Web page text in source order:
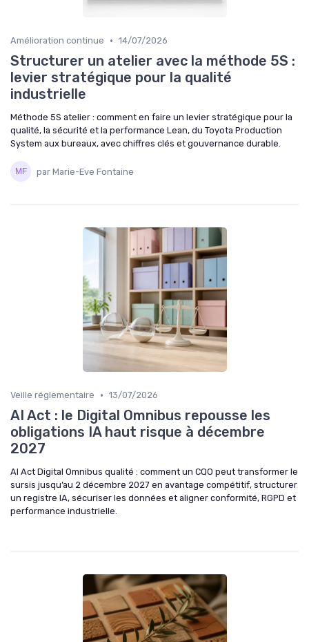
Amélioration continue • 14/07/2026
Structurer un atelier avec la méthode 5S :
levier stratégique pour la qualité
industrielle
Méthode 5S atelier : comment en faire un levier stratégique pour la
qualité, la sécurité et la performance Lean, du Toyota Production
System aux bureaux, avec chiffres clés et gouvernance durable.
par Marie-Eve Fontaine
Veille réglementaire • 13/07/2026
AI Act : le Digital Omnibus repousse les
obligations IA haut risque à décembre
2027
AI Act Digital Omnibus qualité : comment un CQO peut transformer le
sursis jusqu’au 2 décembre 2027 en avantage compétitif, structurer
un registre IA, sécuriser les données et aligner conformité, RGPD et
performance industrielle.